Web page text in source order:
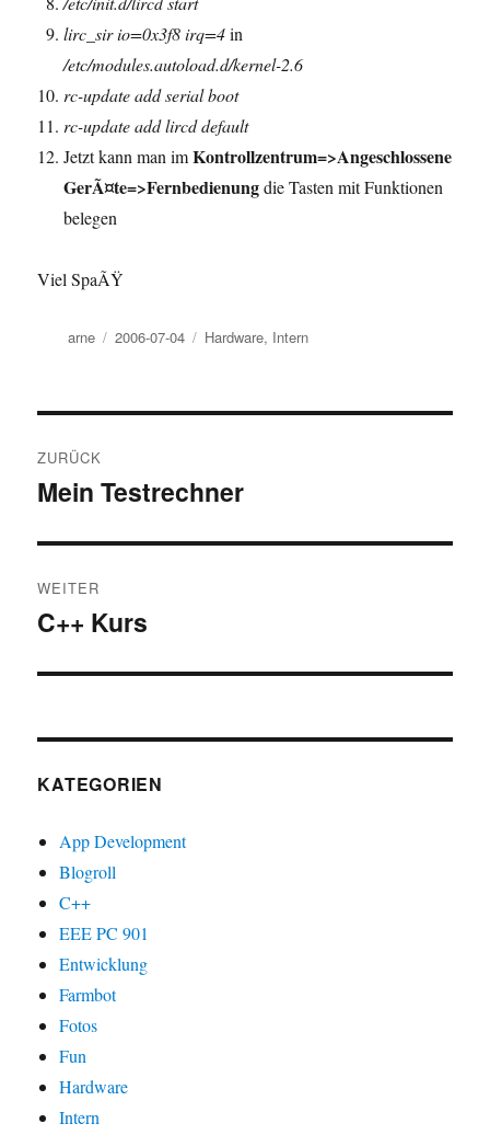
lirc_sir io=0x3f8 irq=4in
/etc/modules.autoload.d/kernel-2.6
rc-update add serial boot
rc-update add lircd default
Jetzt kann man imKontrollzentrum=>Angeschlossene
GerÃ¤te=>Fernbedienungdie Tasten mit Funktionen
belegen
Viel SpaÃŸ
Autor
arne
Veröffentlicht
2006-07-04 Kategorien
Hardware, Intern
ZURÜCK
Vorheriger
Mein Testrechner
WEITER
Nächster
C++ Kurs
KATEGORIEN
App Development
Blogroll
C++
EEE PC 901
Entwicklung
Farmbot
Fotos
Fun
Hardware
Intern